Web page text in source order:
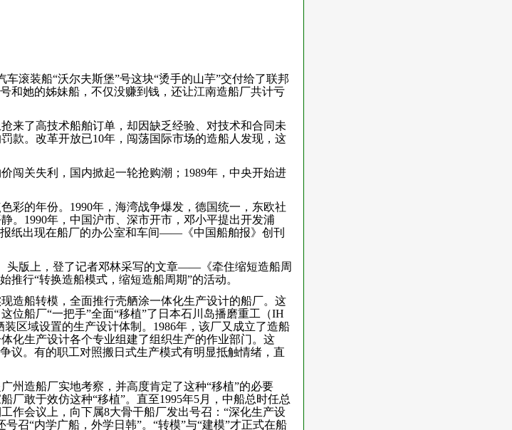
车滚装船“沃尔夫斯堡”号这块“烫手的山芋”交付给了联邦
和她的姊妹船，不仅没赚到钱，还让江南造船厂共计亏
来了高技术船舶订单，却因缺乏经验、对技术和合同未
款。改革开放已10年，闯荡国际市场的造船人发现，这
闯关失利，国内掀起一轮抢购潮；1989年，中央开始进
彩的年份。1990年，海湾战争爆发，德国统一，东欧社
。1990年，中国沪市、深市开市，邓小平提出开发浦
纸出现在船厂的办公室和车间——《中国船舶报》创刊
头版上，登了记者邓林采写的文章——《牵住缩短造船周
推行“转换造船模式，缩短造船周期”的活动。
造船转模，全面推行壳舾涂一体化生产设计的船厂。这
位船厂“一把手”全面“移植”了日本石川岛播磨重工（IH
区域设置的生产设计体制。1986年，该厂又成立了造船
化生产设计各个专业组建了组织生产的作业部门。这
议。有的职工对照搬日式生产模式有明显抵触情绪，直
州造船厂实地考察，并高度肯定了这种“移植”的必要
厂敢于效仿这种“移植”。直至1995年5月，中船总时任总
作会议上，向下属8大骨干船厂发出号召：“深化生产设
召“内学广船，外学日韩”。“转模”与“建模”才正式在船